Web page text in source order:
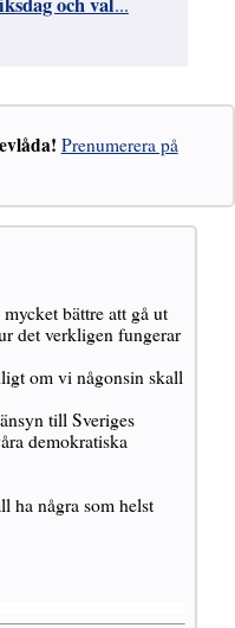
Prenumerera på
bättre att gå ut
det verkligen fungerar
om vi någonsin skall
till Sveriges
demokratiska
ha några som helst